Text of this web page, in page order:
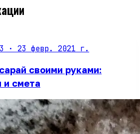
· 23 февр. 2021 г.
своими руками:
и смета